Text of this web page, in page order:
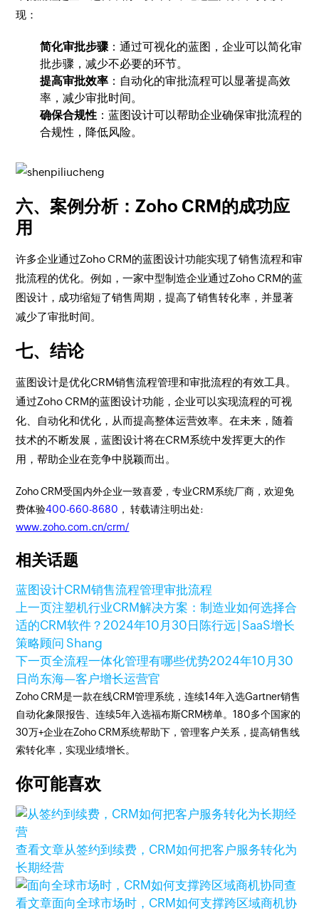
现：
简化审批步骤：通过可视化的蓝图，企业可以简化审
批步骤，减少不必要的环节。
提高审批效率 ：自动化的审批流程可以显著提高效
率，减少审批时间。
确保合规性 ：蓝图设计可以帮助企业确保审批流程的
合规性，降低风险。
六、案例分析：Zoho CRM的成功应
用
许多企业通过Zoho CRM的蓝图设计功能实现了销售流程和审
批流程的优化。例如，一家中型制造企业通过Zoho CRM的蓝
图设计，成功缩短了销售周期，提高了销售转化率，并显著
减少了审批时间。
七、结论
蓝图设计是优化CRM销售流程管理和审批流程的有效工具。
通过Zoho CRM的蓝图设计功能，企业可以实现流程的可视
化、自动化和优化，从而提高整体运营效率。在未来，随着
技术的不断发展，蓝图设计将在CRM系统中发挥更大的作
用，帮助企业在竞争中脱颖而出。
Zoho CRM受国内外企业一致喜爱，专业CRM系统厂商，欢迎免
费体验400-660-8680 ， 转载请注明出处:
www.zoho.com.cn/crm/
相关话题
蓝图设计CRM销售流程管理审批流程
上一页注塑机行业CRM解决方案：制造业如何选择合
适的CRM软件？2024年10月30日 陈行远 | SaaS增长
策略顾问 Shang
下一页全流程一体化管理有哪些优势2024年10月30
日 尚东海—客户增长运营官
Zoho CRM是一款在线CRM管理系统，连续14年入选Gartner销售
自动化象限报告、连续5年入选福布斯CRM榜单。180多个国家的
30万+企业在Zoho CRM系统帮助下，管理客户关系，提高销售线
索转化率，实现业绩增长。
你可能喜欢
查看文章从签约到续费，CRM如何把客户服务转化为
长期经营
查
看文章面向全球市场时，CRM如何支撑跨区域商机协